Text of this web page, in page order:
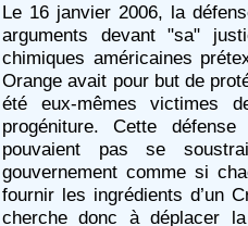
Le 16 janvier 2006, la
arguments devant "sa"
chimiques américaines
Orange avait pour but de
été eux-mêmes victimes
progéniture. Cette
pouvaient pas se
gouvernement comme si
fournir les ingrédients d’un
cherche donc à déplacer